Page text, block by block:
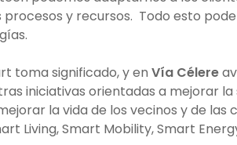
y recursos. Todo esto
toma significado, y en Vía Célere
iniciativas orientadas a mejorar
la vida de los vecinos y de las
Living, Smart Mobility, Smart